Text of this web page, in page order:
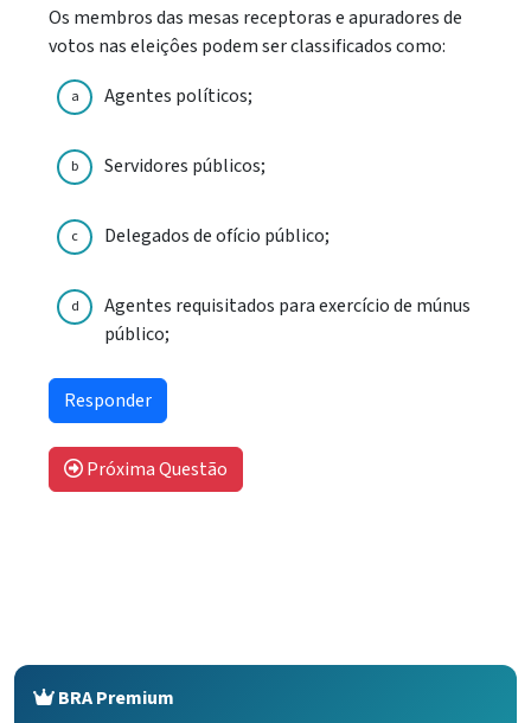
Os membros das mesas receptoras e apuradores de
votos nas eleiçôes podem ser classificados como:
a Agentes políticos;
b Servidores públicos;
c Delegados de ofício público;
d
Agentes requisitados para exercício de múnus
público;
Próxima Questão
BRA Premium